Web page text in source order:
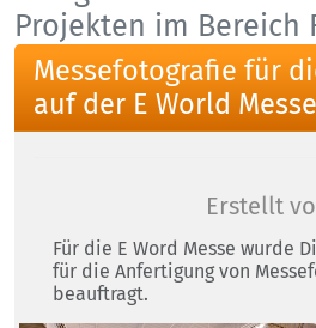
Projekten im Bereich
Messefotografie für
auf der E World
Erstellt
Für die E Word Messe wurde
für die Anfertigung von
beauftragt.